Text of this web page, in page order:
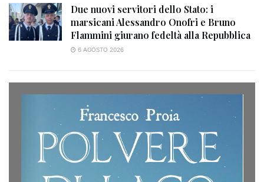
Due nuovi servitori dello Stato: i
marsicani Alessandro Onofri e Bruno
Flammini giurano fedeltà alla Repubblica
6 AGOSTO 2026